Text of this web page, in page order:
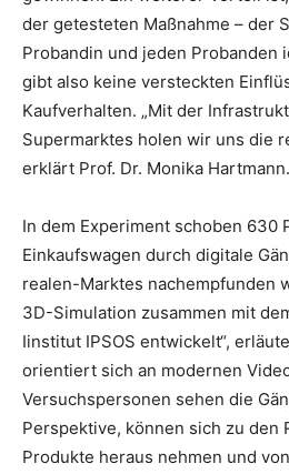
der getesteten Maßnahme – der
Probandin und jeden Probanden
gibt also keine versteckten
Kaufverhalten. „Mit der
Supermarktes holen wir uns die
erklärt Prof. Dr. Monika Hartmann.
In dem Experiment schoben 630
Einkaufswagen durch digitale
realen-Marktes nachempfunden
3D-Simulation zusammen mit
Iinstitut IPSOS entwickelt“,
orientiert sich an modernen
Versuchspersonen sehen die
Perspektive, können sich zu den
Produkte heraus nehmen und